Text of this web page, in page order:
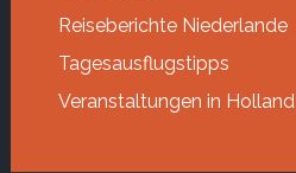
Reiseberichte Niederlande
Tagesausflugstipps
Veranstaltungen in Holland